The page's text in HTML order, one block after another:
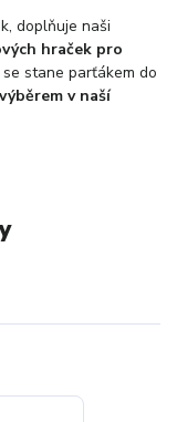
doplňuje naši
hraček pro
stane parťákem do
v naší